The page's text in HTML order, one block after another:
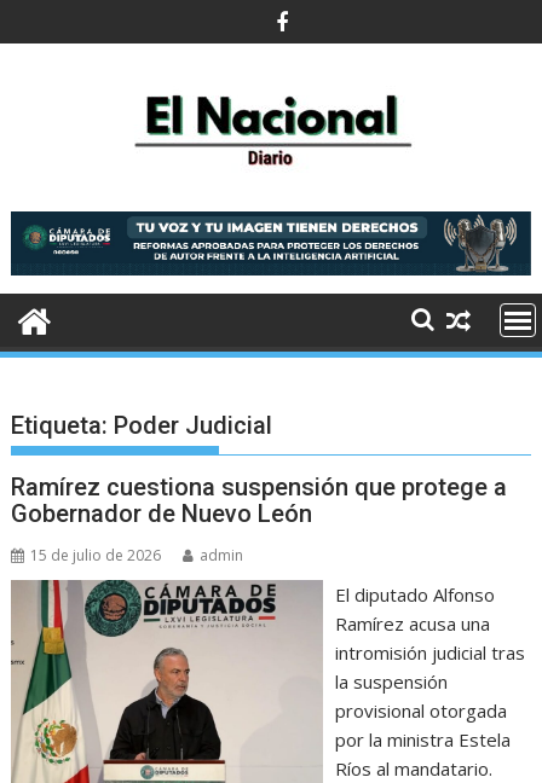
al
Etiqueta: Poder Judicial
Ramírez cuestiona suspensión que protege a
Gobernador de Nuevo León
15 de julio de 2026 admin
El diputado Alfonso
Ramírez acusa una
intromisión judicial tras
la suspensión
provisional otorgada
por la ministra Estela
Ríos al mandatario.